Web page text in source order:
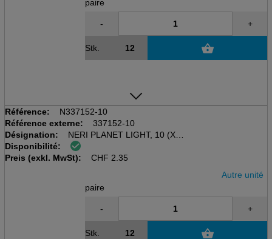
paire
- +
Stk.
Référence:
N337152-10
Référence externe:
337152-10
Désignation:
NERI PLANET LIGHT, 10 (XL)
Gant de protection mécanique
Blanc/gris, polyester / PU
Disponibilité:
Preis (exkl. MwSt):
CHF 2.35
Autre unité
paire
- +
Stk.